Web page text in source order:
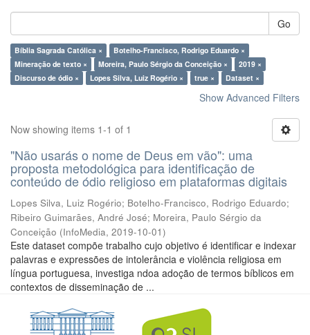
Go
Bíblia Sagrada Católica ×
Botelho-Francisco, Rodrigo Eduardo ×
Mineração de texto ×
Moreira, Paulo Sérgio da Conceição ×
2019 ×
Discurso de ódio ×
Lopes Silva, Luiz Rogério × true × Dataset ×
Show Advanced Filters
Now showing items 1-1 of 1
"Não usarás o nome de Deus em vão": uma
proposta metodológica para identificação de
conteúdo de ódio religioso em plataformas digitais
Lopes Silva, Luiz Rogério; Botelho-Francisco, Rodrigo Eduardo;
Ribeiro Guimarães, André José; Moreira, Paulo Sérgio da
Conceição (InfoMedia, 2019-10-01)
Este dataset compõe trabalho cujo objetivo é identificar e indexar
palavras e expressões de intolerância e violência religiosa em
língua portuguesa, investiga ndoa adoção de termos bíblicos em
contextos de disseminação de ...